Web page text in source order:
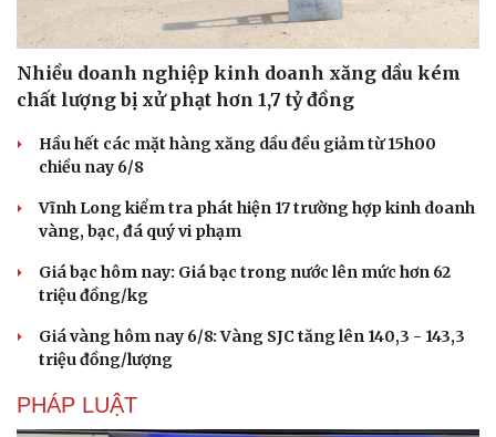
Sức khỏe
Cây thuốc
Sản phụ khoa
Nam khoa
Làm đẹp - giảm cân
Ăn sạch sống khỏe
Đời sống
Blog
Nhiều doanh nghiệp kinh doanh xăng dầu kém
chất lượng bị xử phạt hơn 1,7 tỷ đồng
Hầu hết các mặt hàng xăng dầu đều giảm từ 15h00
chiều nay 6/8
Vĩnh Long kiểm tra phát hiện 17 trường hợp kinh doanh
vàng, bạc, đá quý vi phạm
Giá bạc hôm nay: Giá bạc trong nước lên mức hơn 62
triệu đồng/kg
Giá vàng hôm nay 6/8: Vàng SJC tăng lên 140,3 - 143,3
triệu đồng/lượng
PHÁP LUẬT